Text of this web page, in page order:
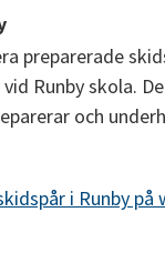
preparerade
Runby skola.
och
i Runby på
till annan